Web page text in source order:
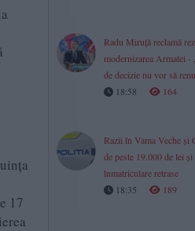
17
Radu Miruță reclamă
modernizarea Armatei -
de decizie nu vor să
18:58
164
Razii în Vama Veche și
de peste 19.000 de lei
înmatriculare retrase
18:35
189